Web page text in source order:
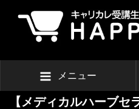
メニュー
【メディカルハーブ